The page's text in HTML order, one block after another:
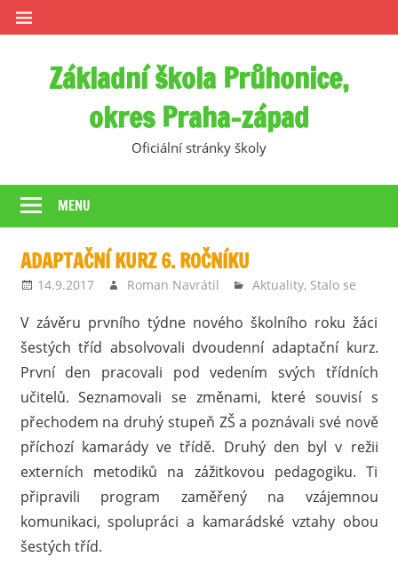
Skip
to
Základní škola Průhonice,
okres Praha-západ
Oficiální stránky školy
MENU
ADAPTAČNÍ KURZ 6. ROČNÍKU
14.9.2017 Roman Navrátil Aktuality, Stalo se
V závěru prvního týdne nového školního roku žáci
šestých tříd absolvovali dvoudenní adaptační kurz.
První den pracovali pod vedením svých třídních
učitelů. Seznamovali se změnami, které souvisí s
přechodem na druhý stupeň ZŠ a poznávali své nově
příchozí kamarády ve třídě. Druhý den byl v režii
externích metodiků na zážitkovou pedagogiku. Ti
připravili program zaměřený na vzájemnou
komunikaci, spolupráci a kamarádské vztahy obou
šestých tříd.